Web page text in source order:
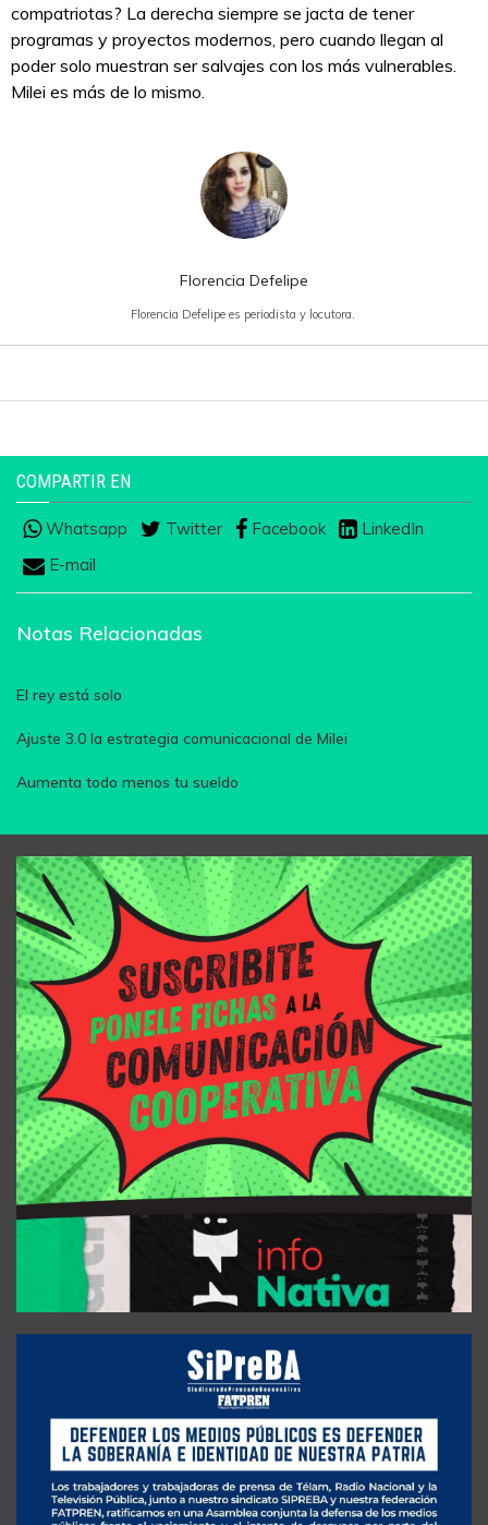
compatriotas? La derecha siempre se jacta de tener
programas y proyectos modernos, pero cuando llegan al
poder solo muestran ser salvajes con los más vulnerables.
Milei es más de lo mismo.
Florencia Defelipe
Florencia Defelipe es periodista y locutora.
COMPARTIR EN
Whatsapp Twitter Facebook
LinkedIn
E-mail
Notas Relacionadas
El rey está solo
Ajuste 3.0 la estrategia comunicacional de Milei
Aumenta todo menos tu sueldo